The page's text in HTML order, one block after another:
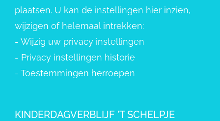
plaatsen. U kan de instellingen hier inzien,
wijzigen of helemaal intrekken:
- Wijzig uw privacy instellingen
- Privacy instellingen historie
- Toestemmingen herroepen
KINDERDAGVERBLIJF ’T SCHELPJE